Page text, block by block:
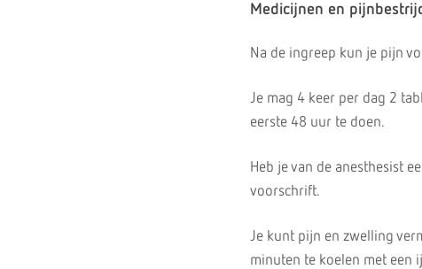
Medicijnen en
Na de ingreep kun je pijn
Je mag 4 keer per dag 2
eerste 48 uur te doen.
Heb je van de anesthesist
voorschrift.
Je kunt pijn en zwelling
minuten te koelen met een